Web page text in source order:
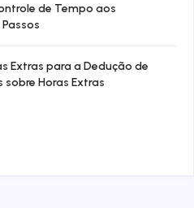
de Tempo aos
Extras para a Dedução de
Horas Extras